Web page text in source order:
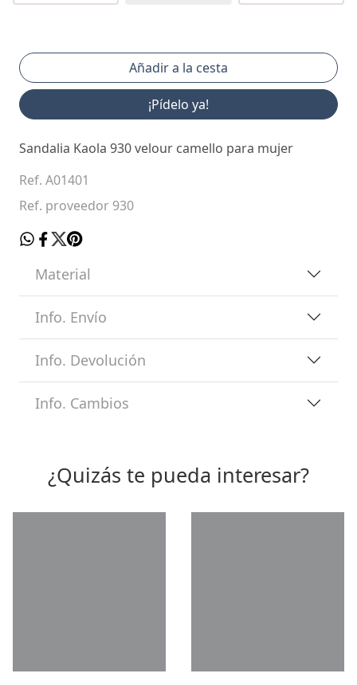
¡Pídelo ya!
Sandalia Kaola 930 velour camello para mujer
Ref. A01401
Ref. proveedor 930
Material
Info. Envío
Info. Devolución
Info. Cambios
¿Quizás te pueda interesar?